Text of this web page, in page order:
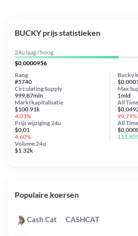
BUCKY prijs statistieken
24u laag / hoog
$0,0000956
Bucky
Circulating Supply
999.87mln
Prijs wijziging 24u
$0,01
4,60%
Max
1mld
Marktkapitalisatie
$100.91k
4,03%
Volume 24u
$1.32k
Rang
#5740
All Time
99,79%
All Time
Populaire koersen
Cash Cat CASHCAT